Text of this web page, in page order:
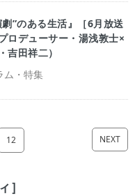
ム・特集
”のある生活』［6月放送
ロデューサー・湯浅敦士×
吉田祥二）
12 NEXT
］